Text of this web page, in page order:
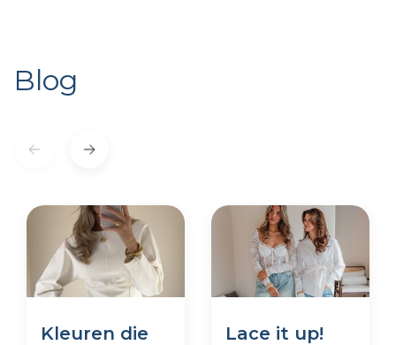
Blog
Kleuren die
Lace it up!